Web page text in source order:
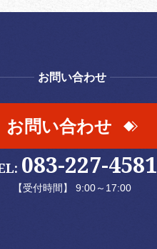
お問い合わせ
お問い合わせ
083-227-4581
【受付時間】 9:00～17:00